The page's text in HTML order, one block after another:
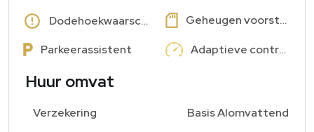
Dodehoekwaarschuwing
Geheugen voorstoelen
Parkeerassistent
Adaptieve controle
Huur omvat
Verzekering
Basis Alomvattend